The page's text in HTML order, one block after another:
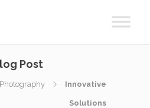
Post
Photography Innovative
Solutions